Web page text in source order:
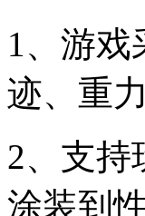
1、游
迹、重
2、支持
涂装到